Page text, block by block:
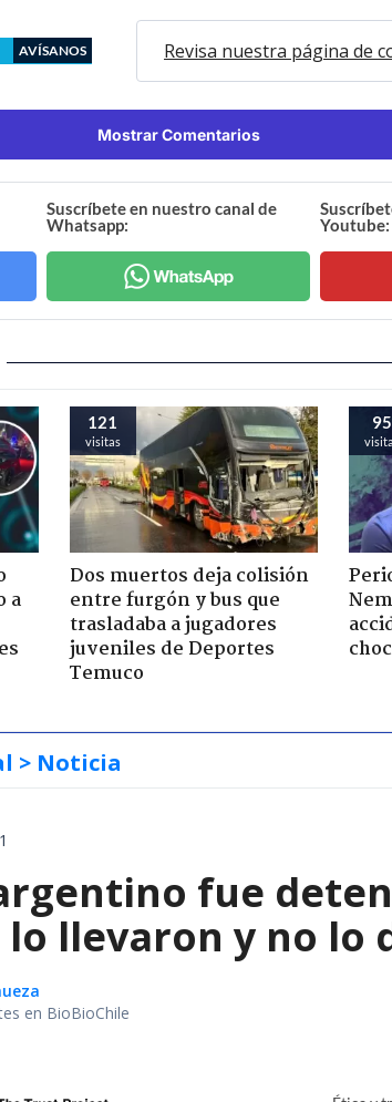
AVÍSANOS Revisa nuestra página de
Mostrar Comentarios
Suscríbete en nuestro canal de
Whatsapp:
Youtube:
a
121
visitas
Dos muertos deja colisión
entre furgón y bus que
trasladaba a jugadores
juveniles de Deportes
Temuco
95
> Noticia
fue
lo llevaron y no lo
en BioBioChile